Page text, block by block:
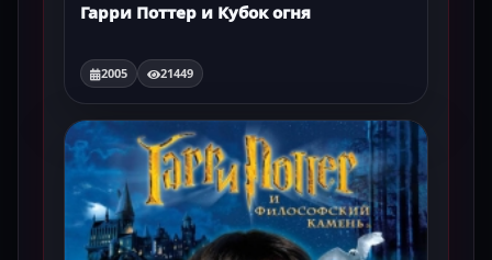
Гарри Поттер и Кубок огня
2005 21449